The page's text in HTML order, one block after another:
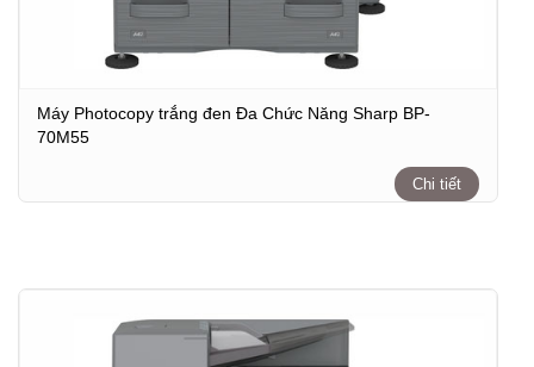
Máy Photocopy trắng đen Đa Chức Năng Sharp BP-
70M55
Chi tiết